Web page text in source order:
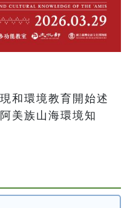
和環境教育開始述
美族山海環境知